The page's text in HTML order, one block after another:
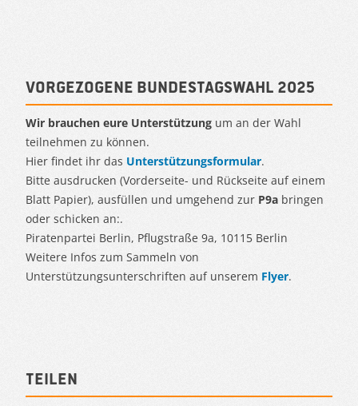
Vorgezogene Bundestagswahl 2025
Wir brauchen eure Unterstützung um an der Wahl
teilnehmen zu können.
Hier findet ihr das Unterstützungsformular.
Bitte ausdrucken (Vorderseite- und Rückseite auf einem
Blatt Papier), ausfüllen und umgehend zur P9a bringen
oder schicken an:.
Piratenpartei Berlin, Pflugstraße 9a, 10115 Berlin
Weitere Infos zum Sammeln von
Unterstützungsunterschriften auf unserem Flyer.
Teilen